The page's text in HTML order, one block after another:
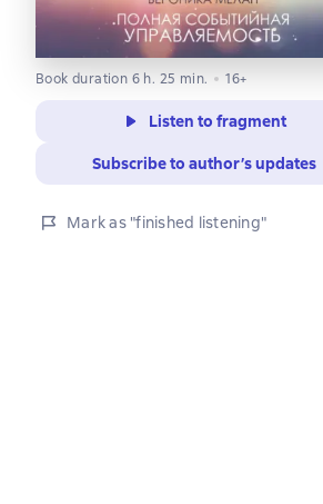
Book duration 6 h. 25 min. 16+
Listen to fragment
Subscribe to author’s updates
Mark as "finished listening"